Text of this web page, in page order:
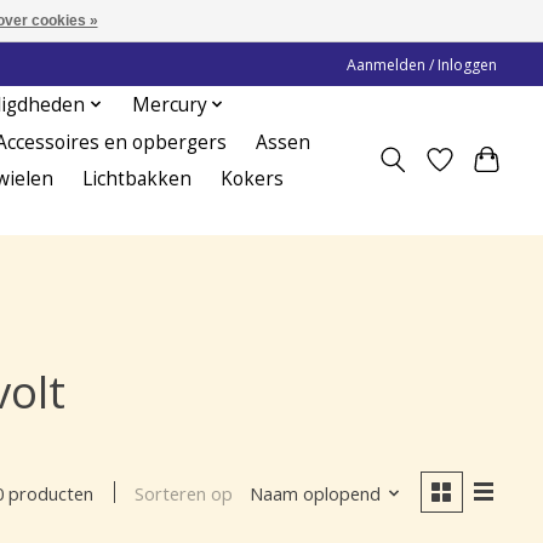
Aanmelden / Inloggen
Mercury
en opbergers
Assen
Lichtbakken
Kokers
producten Sorteren op Naam oplopend
cookies »